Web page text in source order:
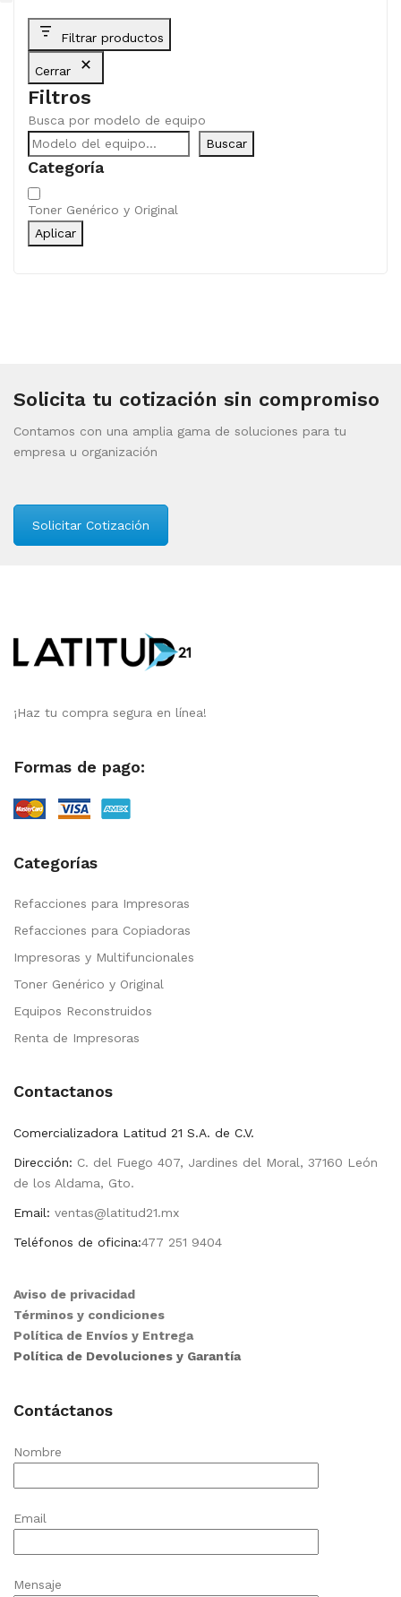
Filtrar productos
Cerrar
Filtros
Busca por modelo de equipo
Buscar
Categoría
Categoría
Toner Genérico y Original
Aplicar
Solicita tu cotización sin compromiso
Contamos con una amplia gama de soluciones para tu
empresa u organización
Solicitar Cotización
¡Haz tu compra segura en línea!
Formas de pago:
Categorías
Refacciones para Impresoras
Refacciones para Copiadoras
Impresoras y Multifuncionales
Toner Genérico y Original
Equipos Reconstruidos
Renta de Impresoras
Contactanos
Comercializadora Latitud 21 S.A. de C.V.
Dirección: C. del Fuego 407, Jardines del Moral, 37160 León
de los Aldama, Gto.
Email: ventas@latitud21.mx
Teléfonos de oficina:477 251 9404
Aviso de privacidad
Términos y condiciones
Política de Envíos y Entrega
Política de Devoluciones y Garantía
Contáctanos
Nombre
Email
Mensaje